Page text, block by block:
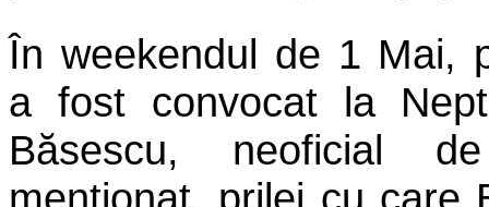
În weekendul de 1 Mai,
a fost convocat la
Băsescu, neoficial